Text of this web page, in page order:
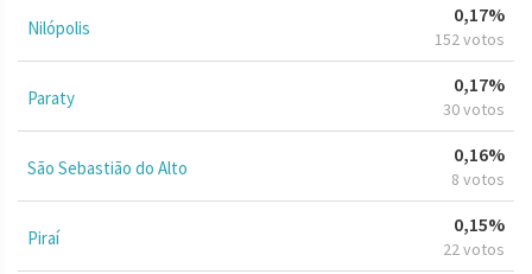
Nilópolis
0,17%
152 votos
Paraty
0,17%
30 votos
São Sebastião do Alto
0,16%
8 votos
Piraí
0,15%
22 votos